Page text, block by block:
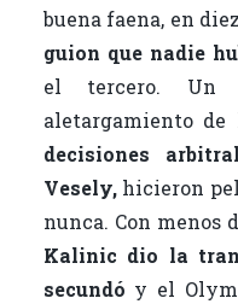
buena faena, en diez
guion que nadie
el tercero. Un
aletargamiento
decisiones
Vesely, hicieron
nunca. Con menos
Kalinic dio la
secundó y el